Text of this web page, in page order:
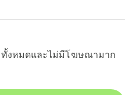
ทั้งหมดและไม่มีโฆษณามาก